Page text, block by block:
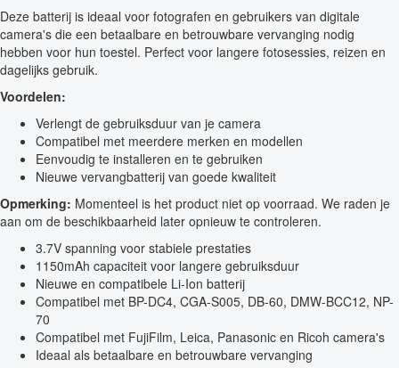
Deze batterij is ideaal voor fotografen en gebruikers van digitale
camera's die een betaalbare en betrouwbare vervanging nodig
hebben voor hun toestel. Perfect voor langere fotosessies, reizen en
dagelijks gebruik.
Voordelen:
Verlengt de gebruiksduur van je camera
Compatibel met meerdere merken en modellen
Eenvoudig te installeren en te gebruiken
Nieuwe vervangbatterij van goede kwaliteit
Opmerking: Momenteel is het product niet op voorraad. We raden je
aan om de beschikbaarheid later opnieuw te controleren.
3.7V spanning voor stabiele prestaties
1150mAh capaciteit voor langere gebruiksduur
Nieuwe en compatibele Li-Ion batterij
Compatibel met BP-DC4, CGA-S005, DB-60, DMW-BCC12, NP-
70
Compatibel met FujiFilm, Leica, Panasonic en Ricoh camera's
Ideaal als betaalbare en betrouwbare vervanging